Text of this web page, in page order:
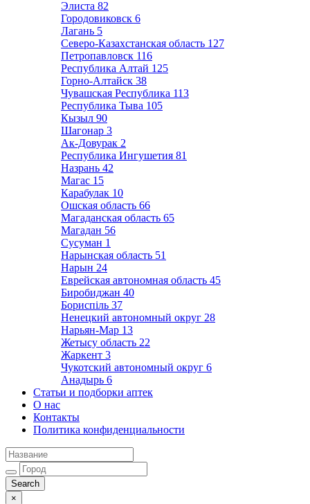
Элиста 82
Городовиковск 6
Лагань 5
Северо-Казахстанская область 127
Петропавловск 116
Республика Алтай 125
Горно-Алтайск 38
Чувашская Республика 113
Республика Тыва 105
Кызыл 90
Шагонар 3
Ак-Довурак 2
Республика Ингушетия 81
Назрань 42
Магас 15
Карабулак 10
Ошская область 66
Магаданская область 65
Магадан 56
Сусуман 1
Нарынская область 51
Нарын 24
Еврейская автономная область 45
Биробиджан 40
Бориспіль 37
Ненецкий автономный округ 28
Нарьян-Мар 13
Жетысу область 22
Жаркент 3
Чукотский автономный округ 6
Анадырь 6
Статьи и подборки аптек
О нас
Контакты
Политика конфиденциальности
×